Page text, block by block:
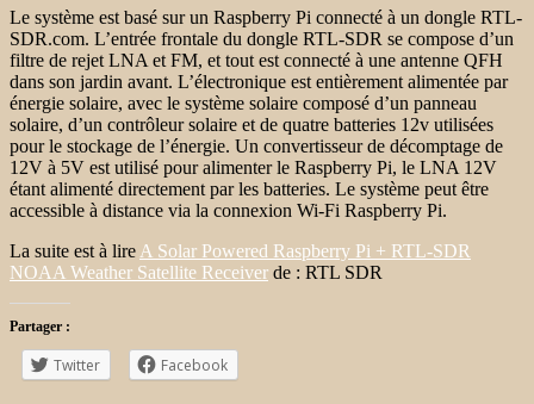
Le système est basé sur un Raspberry Pi connecté à un dongle RTL-
SDR.com. L’entrée frontale du dongle RTL-SDR se compose d’un
filtre de rejet LNA et FM, et tout est connecté à une antenne QFH
dans son jardin avant. L’électronique est entièrement alimentée par
énergie solaire, avec le système solaire composé d’un panneau
solaire, d’un contrôleur solaire et de quatre batteries 12v utilisées
pour le stockage de l’énergie. Un convertisseur de décomptage de
12V à 5V est utilisé pour alimenter le Raspberry Pi, le LNA 12V
étant alimenté directement par les batteries. Le système peut être
accessible à distance via la connexion Wi-Fi Raspberry Pi.
La suite est à lire A Solar Powered Raspberry Pi + RTL-SDR
NOAA Weather Satellite Receiver de : RTL SDR
Partager :
Twitter Facebook